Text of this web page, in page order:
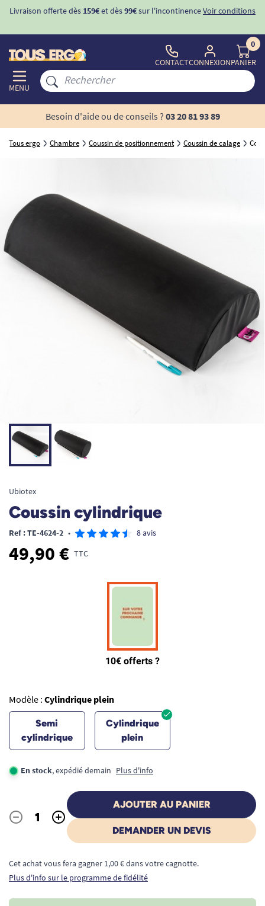
Livraison offerte dès 159€et dès99€sur l'incontinenceVoir conditions
MENU
CONTACTCONNEXION
0
PANIER
Besoin d'aide ou de conseils ? 03 20 81 93 89
Tous ergo Chambre Coussin de positionnement Coussin de calage
Ubiotex
Coussin cylindrique
Ref : TE-4624-2 • 8 avis
49,90 € TTC
Modèle : Cylindrique plein
Semi
cylindrique
Cylindrique
plein
En stock, expédié demain Plus d'info
Quantité
- +
AJOUTER AU PANIER
DEMANDER UN DEVIS
Cet achat vous fera gagner 1,00 € dans votre cagnotte.
Plus d'info sur le programme de fidélité